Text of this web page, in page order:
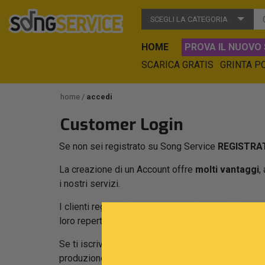
SCEGLI LA CATEGORIA
HOME PROVA IL NUOVO
SCARICA GRATIS
GRINTA
home accedi
Customer Login
Se non sei registrato su Song Service
La creazione di un Account offre molti vantaggi,
i nostri servizi.
I clienti registrati possono consultare tutti i loro
loro repertorio in
Se ti iscrivi alla
potrai
produzione e ricevere informazioni puntuali su